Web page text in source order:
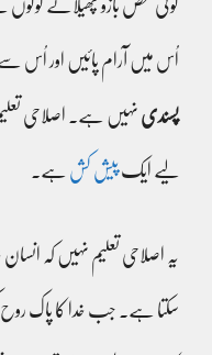
کوئی شخص بازو پھیلائے لوگوں
اُس میں آرام پائیں اور اُس
پسندی نہیں ہے۔ اصلاحی
لیے ایکپیش کش ہے۔
یہ اصلاحی تعلیم نہیں کہ
سکتا ہے۔ جب خدا کا پاک